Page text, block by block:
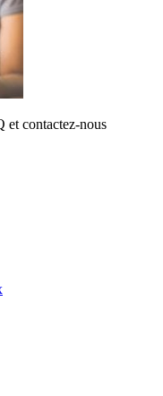
et contactez-nous